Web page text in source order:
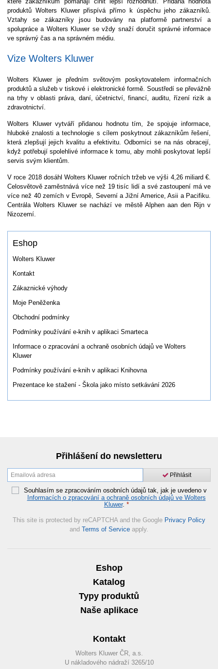
produktů Wolters Kluwer přispívá přímo k úspěchu jeho zákazníků.
Vztahy se zákazníky jsou budovány na platformě partnerství a
spolupráce a Wolters Kluwer se vždy snaží doručit správné informace
ve správný čas a na správném médiu.
Vize Wolters Kluwer
Wolters Kluwer je předním světovým poskytovatelem informačních
produktů a služeb v tiskové i elektronické formě. Soustředí se převážně
na trhy v oblasti práva, daní, účetnictví, financí, auditu, řízení rizik a
zdravotnictví.
Wolters Kluwer vytváří přidanou hodnotu tím, že spojuje informace,
hluboké znalosti a technologie s cílem poskytnout zákazníkům řešení,
která zlepšují jejich kvalitu a efektivitu. Odborníci se na nás obracejí,
když potřebují spolehlivé informace k tomu, aby mohli poskytovat lepší
servis svým klientům.
V roce 2018 dosáhl Wolters Kluwer ročních tržeb ve výši 4,26 miliard €.
Celosvětově zaměstnává více než 19 tisíc lidí a své zastoupení má ve
více než 40 zemích v Evropě, Severní a Jižní Americe, Asii a Pacifiku.
Centrála Wolters Kluwer se nachází ve městě Alphen aan den Rijn v
Nizozemí.
Eshop
Wolters Kluwer
Kontakt
Zákaznické výhody
Moje Peněženka
Obchodní podmínky
Podmínky používání e-knih v aplikaci Smarteca
Informace o zpracování a ochraně osobních údajů ve Wolters
Kluwer
Podmínky používání e-knih v aplikaci Knihovna
Prezentace ke stažení - Škola jako místo setkávání 2026
Přihlášení do newsletteru
Přihlásit
Souhlasím se zpracováním osobních údajů tak, jak je uvedeno v
Informacích o zpracování a ochraně osobních údajů ve Wolters
Kluwer. *
This site is protected by reCAPTCHA and the Google Privacy Policy
and Terms of Service apply.
Eshop
Katalog
Typy produktů
Naše aplikace
Kontakt
Wolters Kluwer ČR, a.s.
U nákladového nádraží 3265/10